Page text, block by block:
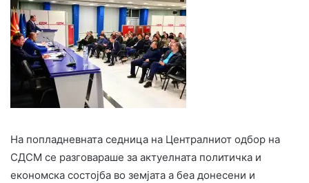
На попладневната седница на Централниот одбор на
СДСМ се разговараше за актуелната политичка и
економска состојба во земјата а беа донесени и